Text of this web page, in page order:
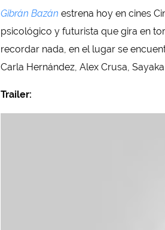
Gibrán Bazán estrena hoy en cines
psicológico y futurista que gira en
recordar nada, en el lugar se
Carla Hernández, Alex Crusa,
Trailer: